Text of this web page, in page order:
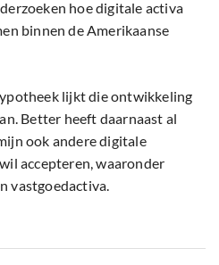
hoe digitale activa
binnen de Amerikaanse
lijkt die ontwikkeling
Better heeft daarnaast al
ook andere digitale
accepteren, waaronder
vastgoedactiva.